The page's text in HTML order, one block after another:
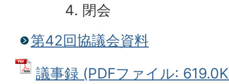
閉会
第42回協議会資料
議事録 (PDFファイル: